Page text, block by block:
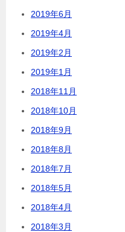
2019年6月
2019年4月
2019年2月
2019年1月
2018年11月
2018年10月
2018年9月
2018年8月
2018年7月
2018年5月
2018年4月
2018年3月